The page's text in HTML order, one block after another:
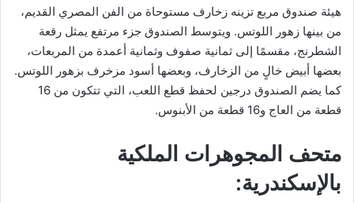
هيئة صندوق مربع تزينه زخارف مستوحاة من الفن المصري القديم،
من بينها زهور اللوتس. ويتوسط الصندوق جزء مرتفع يمثل رقعة
الشطرنج، مقسمًا إلى ثمانية صفوف وثمانية أعمدة من المربعات،
بعضها أبيض خالٍ من الزخارف، وبعضها أسود مزخرف بزهور اللوتس.
كما يضم الصندوق درجين لحفظ قطع اللعب، التي تتكون من 16
قطعة من العاج و16 قطعة من الأبنوس.
متحف المجوهرات الملكية
بالإسكندرية: